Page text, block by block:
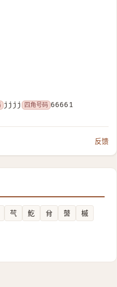
jjjj 四角号码 66661
反馈
芞 䰴 䏌 䵿
槭